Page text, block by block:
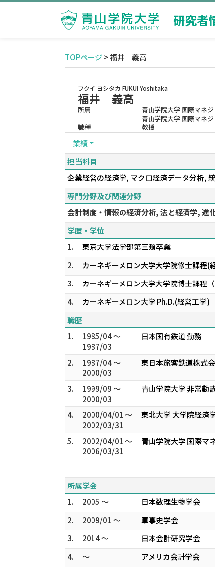
研究者
TOPページ > 福井 義高
フクイ ヨシタカ FUKUI Yoshitaka
福井 義高
所属
青山学院大学 国際マネ
青山学院大学 国際マネ
職種
教授
業績
担当科目
企業経営の経済学, マクロ経済データ分析,
専門分野及び関連分野
会計制度・情報の経済分析, 法と経済学, 進
学歴・学位
1.
東京大学法学部第三類卒業
2.
カーネギーメロン大学大学院修士課程(
3.
カーネギーメロン大学大学院博士課程
4.
カーネギーメロン大学 Ph.D.(経営工学)
職歴
1.
1985/04 ～
1987/03
日本国有鉄道 勤務
2.
1987/04 ～
2000/03
東日本旅客鉄道株式
3.
1999/09 ～
2000/03
青山学院大学 非常勤
4.
2000/04/01 ～
2002/03/31
東北大学 大学院経済
5.
2002/04/01 ～
2006/03/31
青山学院大学 国際マ
所属学会
1.
2005 ～
日本数理生物学会
2.
2009/01 ～
軍事史学会
3.
2014 ～
日本会計研究学会
4.
～
アメリカ会計学会